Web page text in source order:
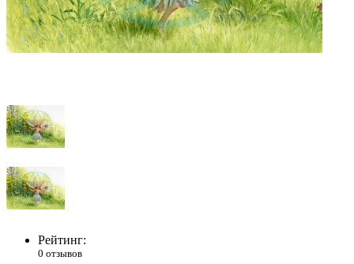
Рейтинг:
0 отзывов